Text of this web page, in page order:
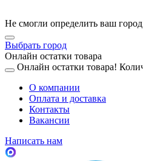
Не смогли определить ваш
Выбрать город
Онлайн остатки товара
Онлайн остатки товара!
О компании
Оплата и доставка
Контакты
Вакансии
Написать нам